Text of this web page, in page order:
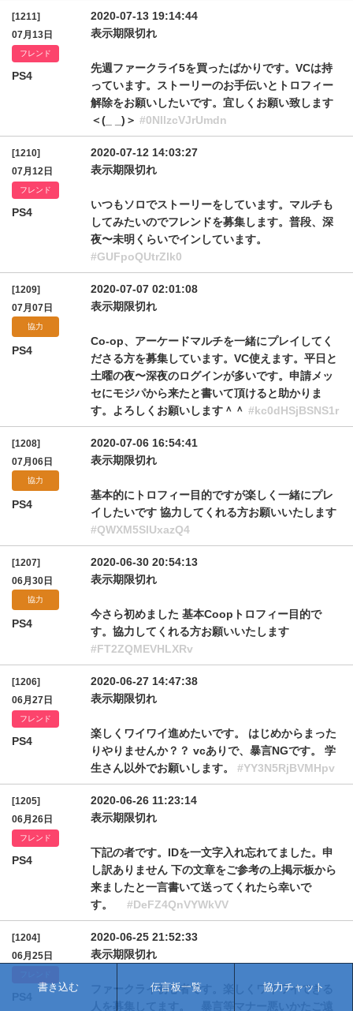
[1211]
07月13日
フレンド
PS4
2020-07-13 19:14:44
表示期限切れ
先週ファークライ5を買ったばかりです。VCは持
っています。ストーリーのお手伝いとトロフィー
解除をお願いしたいです。宜しくお願い致します
＜(_ _)＞ #0NllzcVJrUmdn
[1210]
07月12日
フレンド
PS4
2020-07-12 14:03:27
表示期限切れ
いつもソロでストーリーをしています。マルチも
してみたいのでフレンドを募集します。普段、深
夜〜未明くらいでインしています。
#GUFpoQUtrZlk0
[1209]
07月07日
協力
PS4
2020-07-07 02:01:08
表示期限切れ
Co-op、アーケードマルチを一緒にプレイしてく
ださる方を募集しています。VC使えます。平日と
土曜の夜〜深夜のログインが多いです。申請メッ
セにモジパから来たと書いて頂けると助かりま
す。よろしくお願いします＾＾ #kc0dHSjBSNS1r
[1208]
07月06日
協力
PS4
2020-07-06 16:54:41
表示期限切れ
基本的にトロフィー目的ですが楽しく一緒にプレ
イしたいです 協力してくれる方お願いいたします
#QWXM5SlUxazQ4
[1207]
06月30日
協力
PS4
2020-06-30 20:54:13
表示期限切れ
今さら初めました 基本Coopトロフィー目的で
す。協力してくれる方お願いいたします
#FT2ZQMEVHLXRv
[1206]
06月27日
フレンド
PS4
2020-06-27 14:47:38
表示期限切れ
楽しくワイワイ進めたいです。 はじめからまった
りやりませんか？？ vcありで、暴言NGです。 学
生さん以外でお願いします。 #YY3N5RjBVMHpv
[1205]
06月26日
フレンド
PS4
2020-06-26 11:23:14
表示期限切れ
下記の者です。IDを一文字入れ忘れてました。申
し訳ありません 下の文章をご参考の上掲示板から
来ましたと一言書いて送ってくれたら幸いで
す。 #DeFZ4QnVYWkVV
[1204]
06月25日
2020-06-25 21:52:33
表示期限切れ
ファークライ初心者です。楽しくワイワイできる
書き込む 伝言板一覧 協力チャット